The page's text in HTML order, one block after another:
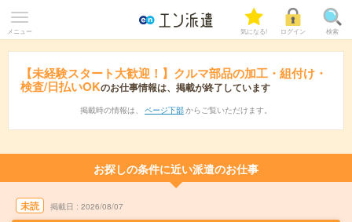
メニュー 気になる! ログイン 検索
【未経験スタート大歓迎！】クルマ部品の加工・組付け・
検査/日払いOKのお仕事情報は、掲載が終了しています
掲載時の情報は、 ページ下部 からご覧いただけます。
お探しの条件に近い派遣のお仕事
未読 掲載日 2026/08/07